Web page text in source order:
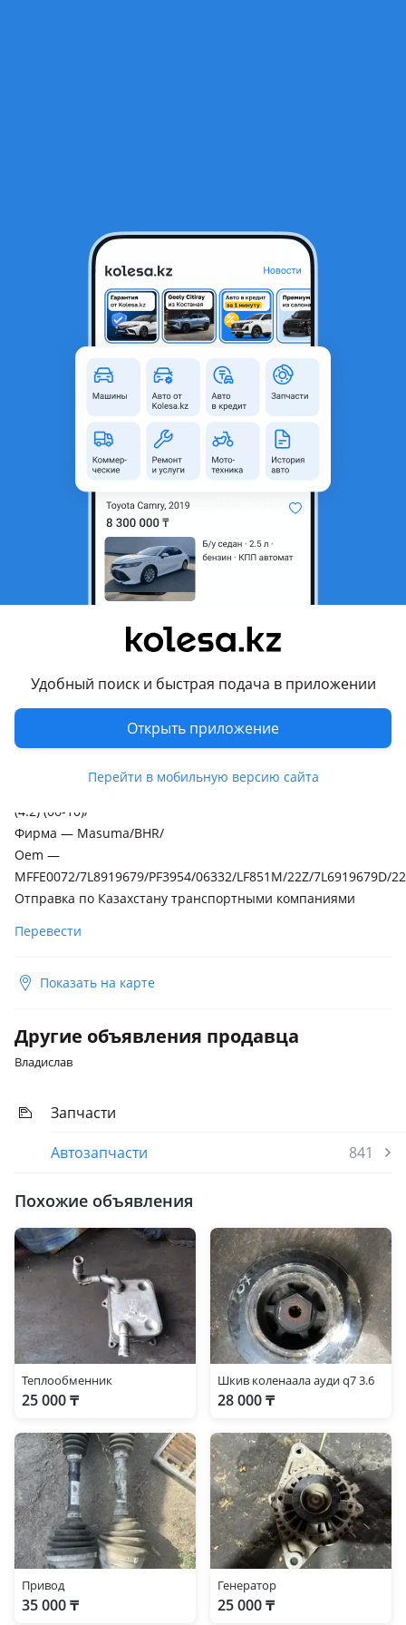
Удобный поиск и быстрая подача в приложении
Открыть приложение
Перейти в мобильную версию сайта
Фильтр топливный Audi Q7 (06-14)/
Алматы, Алматинская
область
Новая
Код запчасти
7L6919679D
Возможна рассрочка или
Подходит на авто
Audi Q7
2005 - 2009 1 поколение (4L), 2009 - 2015 1 поколение
Volkswagen Touareg
2006 - 2010 1 поколение рестайлинг
Комментарий продавца
Фильтр топливный Audi Q7 (06-14)/Volkswagen Touareg (3.6)
(4.2) (06-10)/
Фирма — Masuma/BHR/
Oem —
MFFE0072/7L8919679/PF3954/06332/LF851M/22Z/7L6919679D/
Отправка по Казахстану транспортными компаниями
Перевести
Показать на карте
Другие объявления продавца
Владислав
Запчасти
Автозапчасти
841
Похожие объявления
Теплообменник
25 000 ₸
Шкив коленаала ауди q7 3.6
28 000 ₸
Привод
35 000 ₸
Генератор
25 000 ₸